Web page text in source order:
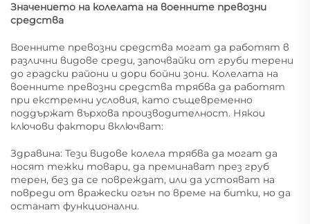
Значението на колелата на военните превозни
средства
Военните превозни средства могат да работят в
различни видове среди, започвайки от груби терени
до градски райони и дори бойни зони. Колелата на
военните превозни средства трябва да работят
при екстремни условия, като същевременно
поддържат върхова производителност. Някои
ключови фактори включват:
Здравина: Тези видове колела трябва да могат да
носят тежки товари, да преминават през груб
терен, без да се повреждат, или да устояват на
повреди от вражески огън по време на битки, но да
останат функционални.